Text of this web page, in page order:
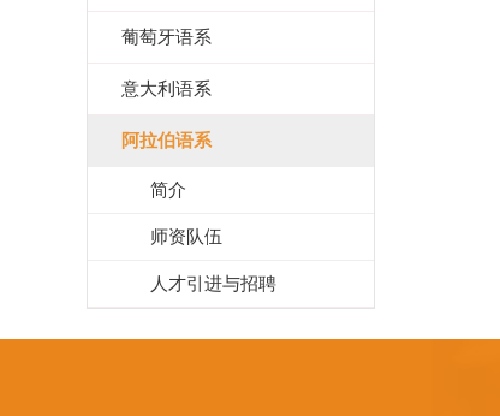
葡萄牙语系
意大利语系
阿拉伯语系
简介
师资队伍
人才引进与招聘